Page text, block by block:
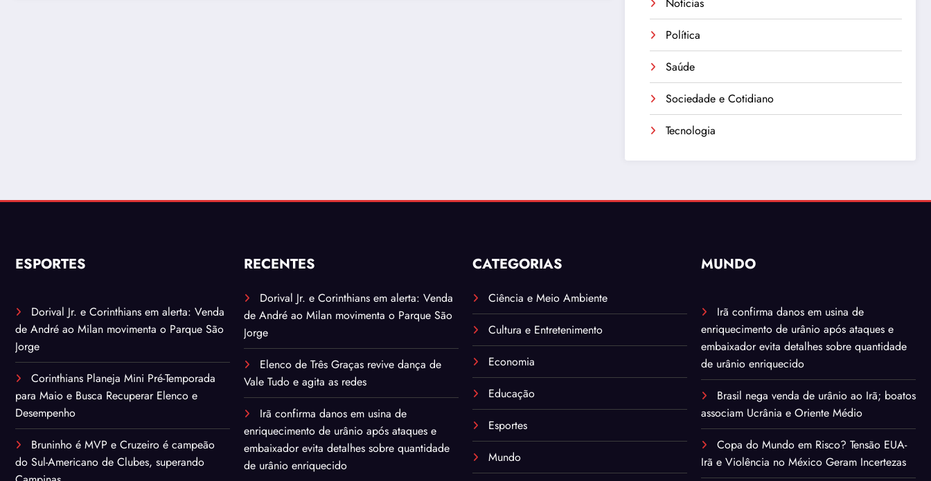
Política
Saúde
Sociedade e Cotidiano
Tecnologia
ESPORTES
Dorival Jr. e Corinthians em alerta: Venda
de André ao Milan movimenta o Parque São
Jorge
Corinthians Planeja Mini Pré-Temporada
para Maio e Busca Recuperar Elenco e
Desempenho
Bruninho é MVP e Cruzeiro é campeão
do Sul-Americano de Clubes, superando
RECENTES
Dorival Jr. e Corinthians em alerta: Venda
de André ao Milan movimenta o Parque São
Jorge
Elenco de Três Graças revive dança de
Vale Tudo e agita as redes
Irã confirma danos em usina de
enriquecimento de urânio após ataques e
embaixador evita detalhes sobre quantidade
de urânio enriquecido
CATEGORIAS
Ciência e Meio Ambiente
Cultura e Entretenimento
Economia
Educação
Esportes
Mundo
MUNDO
Irã confirma danos em usina de
enriquecimento de urânio após ataques e
embaixador evita detalhes sobre quantidade
de urânio enriquecido
Brasil nega venda de urânio ao Irã; boatos
associam Ucrânia e Oriente Médio
Copa do Mundo em Risco? Tensão EUA-
Irã e Violência no México Geram Incertezas